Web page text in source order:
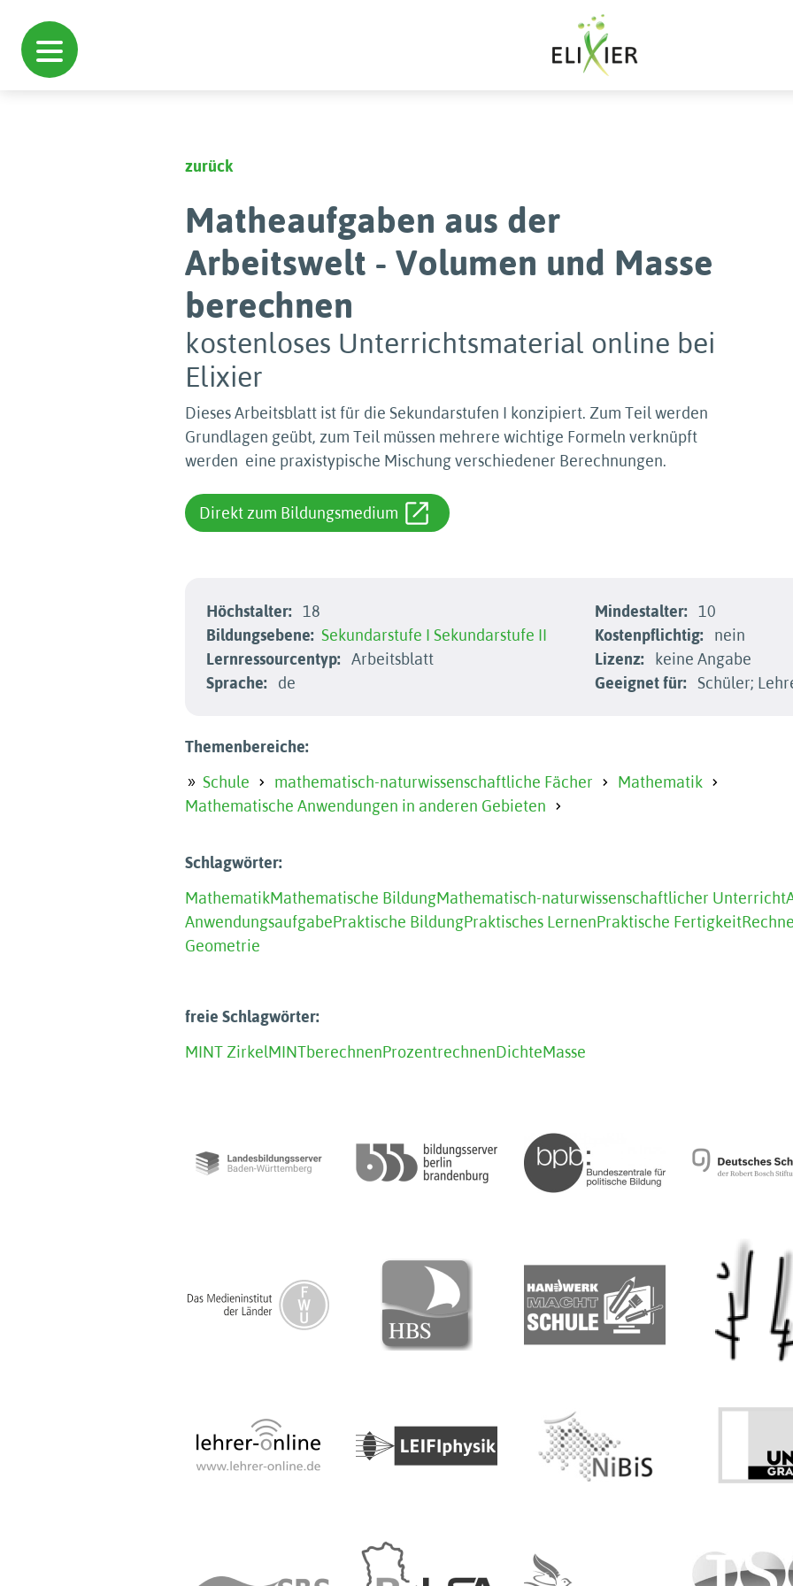
zurück
Matheaufgaben aus der
Arbeitswelt - Volumen und Masse
berechnen
kostenloses Unterrichtsmaterial online bei
Elixier
Dieses Arbeitsblatt ist für die Sekundarstufen I konzipiert. Zum Teil werden
Grundlagen geübt, zum Teil müssen mehrere wichtige Formeln verknüpft
werden  eine praxistypische Mischung verschiedener Berechnungen.
Direkt zum Bildungsmedium
Höchstalter:
18
Bildungsebene: Sekundarstufe I Sekundarstufe II
Lernressourcentyp:
Arbeitsblatt
Sprache:
de
Mindestalter:
10
Kostenpflichtig:
nein
Lizenz:
keine Angabe
Geeignet für:
Schüler;
Themenbereiche:
Schule
mathematisch-naturwissenschaftliche Fächer
Mathematik
Mathematische Anwendungen in anderen Gebieten
Schlagwörter:
MathematikMathematische BildungMathematisch-naturwissenschaftlicher Unterricht
AnwendungsaufgabePraktische BildungPraktisches LernenPraktische Fertigkeit
Geometrie
freie Schlagwörter:
MINT ZirkelMINTberechnenProzentrechnenDichteMasse